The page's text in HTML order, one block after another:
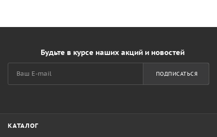
Будьте в курсе наших акций и новостей
ПОДПИСАТЬСЯ
КАТАЛОГ